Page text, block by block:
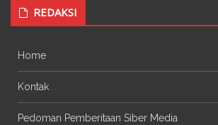
REDAKSI
Home
Kontak
Pedoman Pemberitaan Siber Media